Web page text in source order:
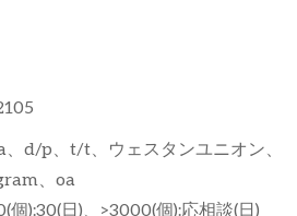
d/p、t/t、ウェスタンユニオン、
、oa
個):30(日)、>3000(個):応相談(日)